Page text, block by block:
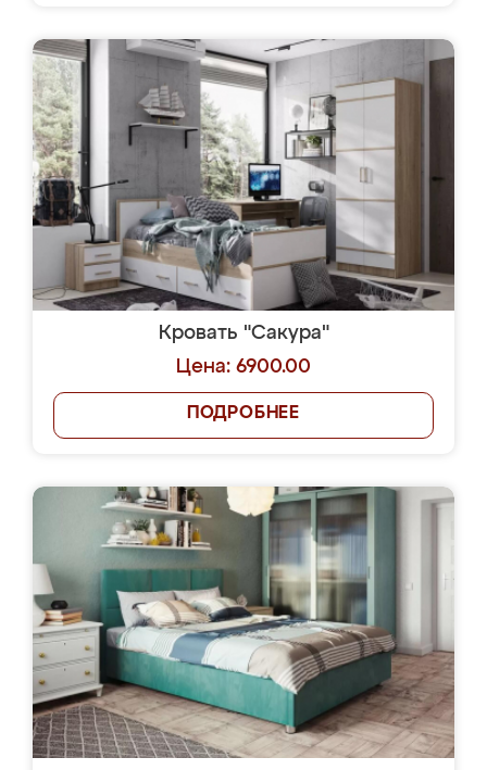
Кровать "Сакура"
Цена: 6900.00
ПОДРОБНЕЕ